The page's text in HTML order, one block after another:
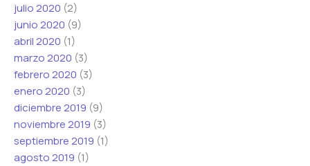
julio 2020 (2)
junio 2020 (9)
abril 2020 (1)
marzo 2020 (3)
febrero 2020 (3)
enero 2020 (3)
diciembre 2019 (9)
noviembre 2019 (3)
septiembre 2019 (1)
agosto 2019 (1)